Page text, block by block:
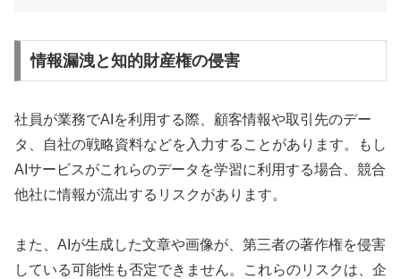
情報漏洩と知的財産権の侵害
社員が業務でAIを利用する際、顧客情報や取引先のデー
タ、自社の戦略資料などを入力することがあります。もし
AIサービスがこれらのデータを学習に利用する場合、競合
他社に情報が流出するリスクがあります。
また、AIが生成した文章や画像が、第三者の著作権を侵害
している可能性も否定できません。これらのリスクは、企